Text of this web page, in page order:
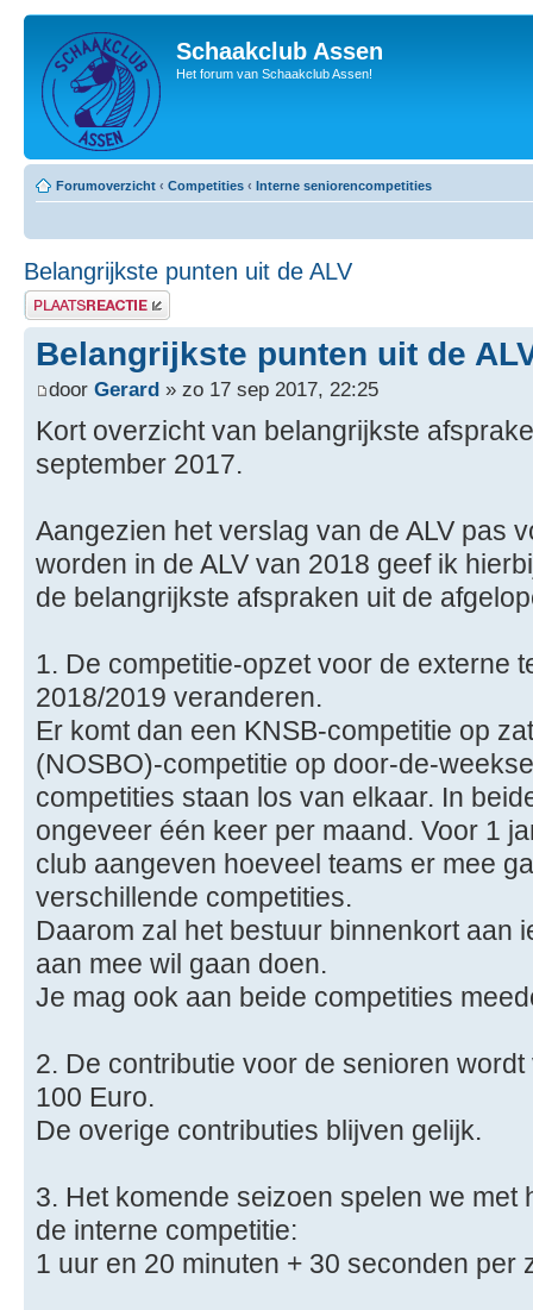
Schaakclub Assen
Het forum van Schaakclub Assen!
Forumoverzicht ‹ Competities ‹ Interne seniorencompetities
Belangrijkste punten uit de ALV
Plaats een reactie
Belangrijkste punten uit de
door Gerard » zo 17 sep 2017, 22:25
Kort overzicht van belangrijkste
september 2017.
Aangezien het verslag van de ALV pas
worden in de ALV van 2018 geef ik
de belangrijkste afspraken uit de
1. De competitie-opzet voor de externe
2018/2019 veranderen.
Er komt dan een KNSB-competitie op
(NOSBO)-competitie op door-de-
competities staan los van elkaar. In
ongeveer één keer per maand. Voor 1
club aangeven hoeveel teams er mee
verschillende competities.
Daarom zal het bestuur binnenkort aan
aan mee wil gaan doen.
Je mag ook aan beide competities
2. De contributie voor de senioren
100 Euro.
De overige contributies blijven gelijk.
3. Het komende seizoen spelen we met
de interne competitie:
1 uur en 20 minuten + 30 seconden per